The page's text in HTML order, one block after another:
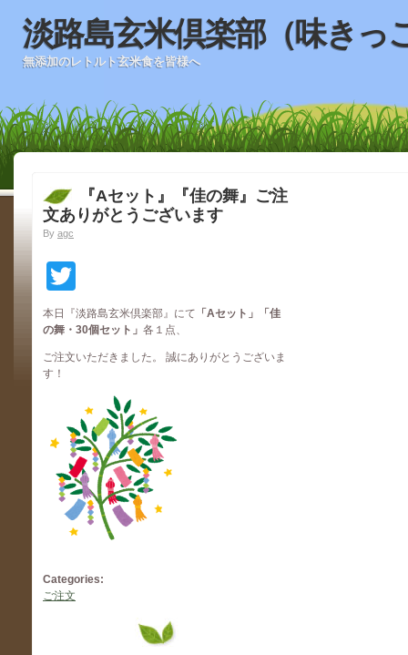
淡路島玄米倶楽部（味きっ
無添加のレトルト玄米食を皆様へ
『Aセット』『佳の舞』ご注
文ありがとうございます
By agc
本日『淡路島玄米倶楽部』にて 「Aセット」「佳
の舞・30個セット」 各１点、
ご注文いただきました。 誠にありがとうございま
す！
Categories:
ご注文